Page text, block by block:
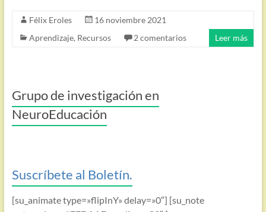
Félix Eroles
16 noviembre 2021
Aprendizaje, Recursos 2 comentarios Leer más
Grupo de investigación en
NeuroEducación
Suscríbete al Boletín.
[su_animate type=»flipInY» delay=»0″] [su_note